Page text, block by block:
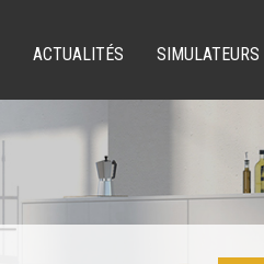
ACTUALITÉS SIMULATEURS